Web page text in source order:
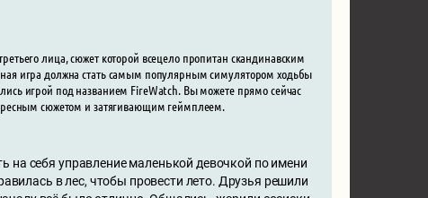
лица, сюжет которой всецело пропитан скандинавским
игра должна стать самым популярным симулятором ходьбы
игрой под названием FireWatch. Вы можете прямо сейчас
сюжетом и затягивающим геймплеем.
на себя управление маленькой девочкой по имени
в лес, чтобы провести лето. Друзья решили